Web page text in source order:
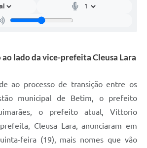
lado da vice-prefeita Cleusa Lara
ao processo de transição entre os
municipal de Betim, o prefeito
o prefeito atual, Vittorio
Cleusa Lara, anunciaram em
feira (19), mais nomes que vão